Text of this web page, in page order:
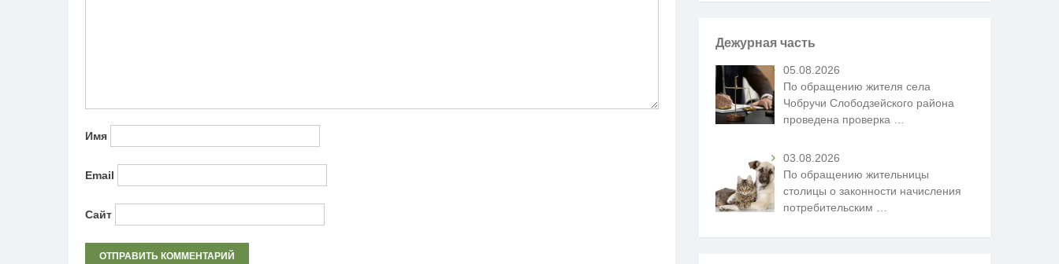
Имя
Email
Сайт
Дежурная часть
05.08.2026
По обращению жителя села
Чобручи Слободзейского района
проведена проверка …
03.08.2026
По обращению жительницы
столицы о законности начисления
потребительским